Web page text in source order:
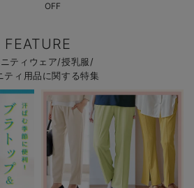
OFF
FEATURE
ティウェア/授乳服/
ティ用品に関する特集